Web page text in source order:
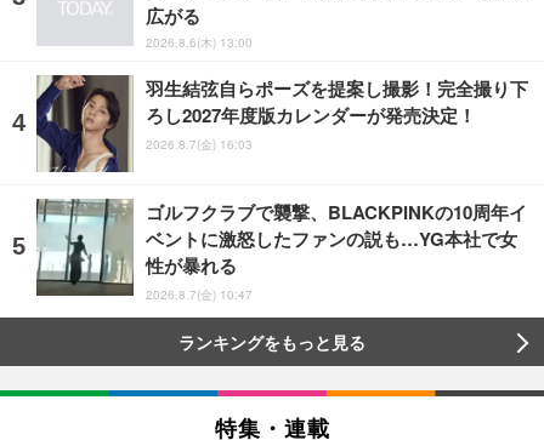
広がる
2026.8.6(木) 13:00
羽生結弦自らポーズを提案し撮影！完全撮り下
ろし2027年度版カレンダーが発売決定！
2026.8.7(金) 16:03
ゴルフクラブで襲撃、BLACKPINKの10周年イ
ベントに激怒したファンの説も…YG本社で女
性が暴れる
2026.8.7(金) 10:47
ランキングをもっと見る
特集・連載